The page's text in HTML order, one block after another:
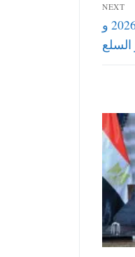
NEXT
اماكن معارض اهلا رمضان لشراء ياميش رمضان 2026 و